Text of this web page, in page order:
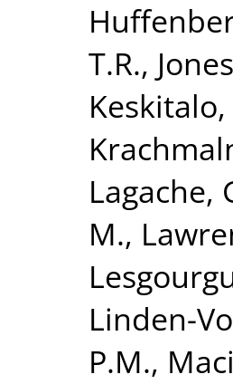
T.R.,
Keskitalo,
Lagache,
M.,
Linden-
P.M.,